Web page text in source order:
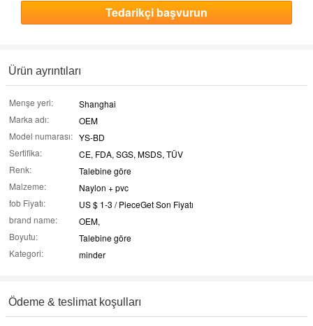
Tedarikçi başvurun
Ürün ayrıntıları
Menşe yeri:
Shanghai
Marka adı:
OEM
Model numarası: YS-BD
Sertifika:
CE, FDA, SGS, MSDS, TÜV
Renk:
Talebine göre
Malzeme:
Naylon + pvc
fob Fiyatı:
US $ 1-3 / PieceGet Son Fiyatı
brand name:
OEM,
Boyutu:
Talebine göre
Kategori:
minder
Ödeme & teslimat koşulları